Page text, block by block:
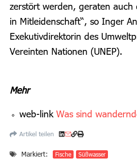
zerstört werden, geraten auch
in Mitleidenschaft“, so Inger
Exekutivdirektorin des
Vereinten Nationen (UNEP).
Mehr
web-link Was sind
Artikel teilen
Markiert: Fische Süßwasser